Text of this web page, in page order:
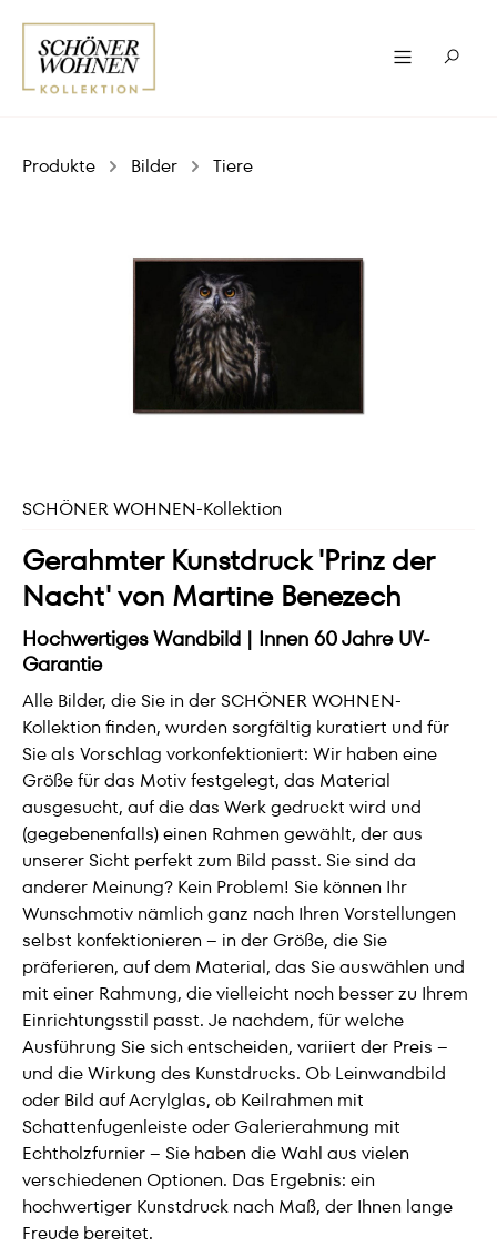
Produkte Bilder Tiere
SCHÖNER WOHNEN-Kollektion
Gerahmter Kunstdruck 'Prinz der
Nacht' von Martine Benezech
Hochwertiges Wandbild | Innen 60 Jahre UV-
Garantie
Alle Bilder, die Sie in der SCHÖNER WOHNEN-
Kollektion finden, wurden sorgfältig kuratiert und für
Sie als Vorschlag vorkonfektioniert: Wir haben eine
Größe für das Motiv festgelegt, das Material
ausgesucht, auf die das Werk gedruckt wird und
(gegebenenfalls) einen Rahmen gewählt, der aus
unserer Sicht perfekt zum Bild passt. Sie sind da
anderer Meinung? Kein Problem! Sie können Ihr
Wunschmotiv nämlich ganz nach Ihren Vorstellungen
selbst konfektionieren – in der Größe, die Sie
präferieren, auf dem Material, das Sie auswählen und
mit einer Rahmung, die vielleicht noch besser zu Ihrem
Einrichtungsstil passt. Je nachdem, für welche
Ausführung Sie sich entscheiden, variiert der Preis –
und die Wirkung des Kunstdrucks. Ob Leinwandbild
oder Bild auf Acrylglas, ob Keilrahmen mit
Schattenfugenleiste oder Galerierahmung mit
Echtholzfurnier – Sie haben die Wahl aus vielen
verschiedenen Optionen. Das Ergebnis: ein
hochwertiger Kunstdruck nach Maß, der Ihnen lange
Freude bereitet.